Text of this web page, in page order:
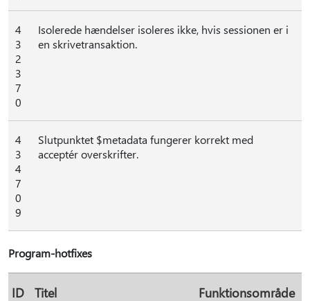
4
3
2
3
7
0
Isolerede hændelser isoleres ikke, hvis sessionen er i
en skrivetransaktion.
4
3
4
7
0
9
Slutpunktet $metadata fungerer korrekt med
acceptér overskrifter.
Program-hotfixes
ID Titel Funktionsområde